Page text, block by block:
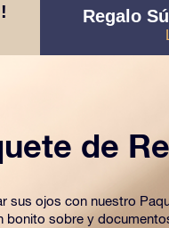
! Regalo
de
sus ojos con nuestro
bonito sobre y